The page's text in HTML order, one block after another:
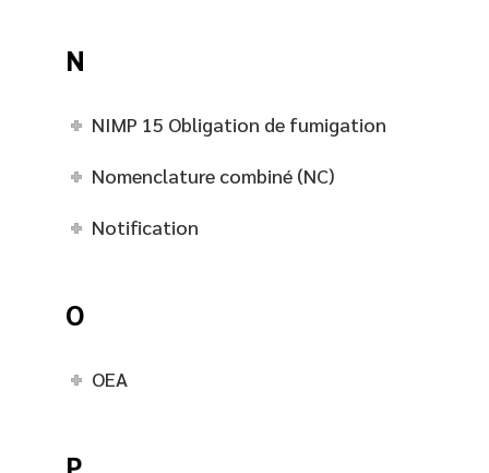
N
NIMP 15 Obligation de fumigation
Nomenclature combiné (NC)
Notification
O
OEA